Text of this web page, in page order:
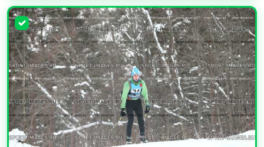
УВЕЛИЧИТЬ